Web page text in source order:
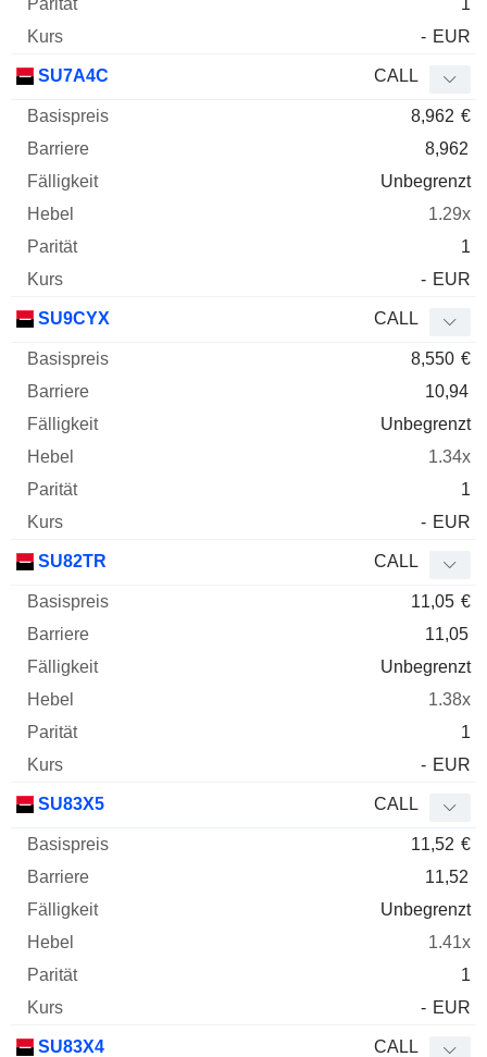
1
- EUR
SU7A4C CALL
8,962 €
8,962
Unbegrenzt
1.29x
1
- EUR
SU9CYX CALL
8,550 €
10,94
Unbegrenzt
1.34x
1
- EUR
SU82TR CALL
11,05 €
11,05
Unbegrenzt
1.38x
1
- EUR
SU83X5 CALL
11,52 €
11,52
Unbegrenzt
1.41x
1
- EUR
SU83X4 CALL